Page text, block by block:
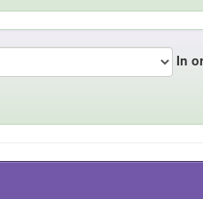
In